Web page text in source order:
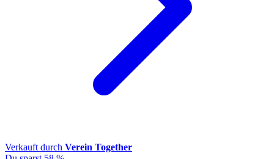
Verkauft durch Verein Together